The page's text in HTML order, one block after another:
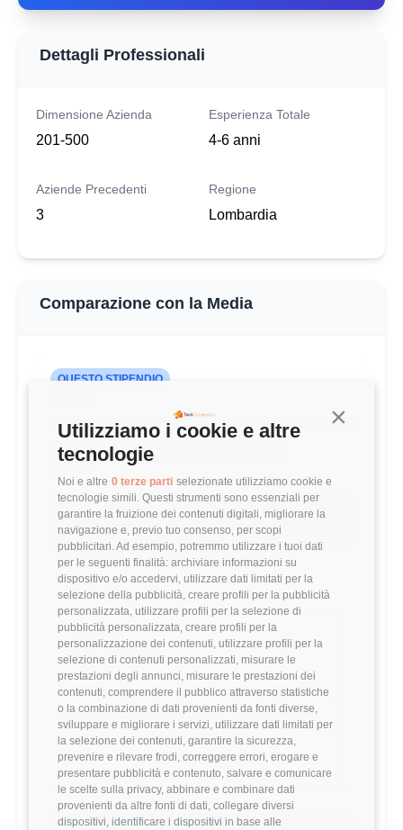
Continua
Utilizziamo i cookie e altre
tecnologie
Noi e altre 0 terze parti selezionate utilizziamo cookie e
tecnologie simili. Questi strumenti sono essenziali per
garantire la fruizione dei contenuti digitali, migliorare la
navigazione e, previo tuo consenso, per scopi
pubblicitari. Ad esempio, potremmo utilizzare i tuoi dati
per le seguenti finalità: archiviare informazioni su
dispositivo e/o accedervi, utilizzare dati limitati per la
selezione della pubblicità, creare profili per la pubblicità
personalizzata, utilizzare profili per la selezione di
pubblicità personalizzata, creare profili per la
personalizzazione dei contenuti, utilizzare profili per la
selezione di contenuti personalizzati, misurare le
prestazioni degli annunci, misurare le prestazioni dei
contenuti, comprendere il pubblico attraverso statistiche
o la combinazione di dati provenienti da fonti diverse,
sviluppare e migliorare i servizi, utilizzare dati limitati per
la selezione dei contenuti, garantire la sicurezza,
prevenire e rilevare frodi, correggere errori, erogare e
presentare pubblicità e contenuto, salvare e comunicare
le scelte sulla privacy, abbinare e combinare dati
provenienti da altre fonti di dati, collegare diversi
dispositivi, identificare i dispositivi in base alle
Dettagli Professionali
Dimensione Azienda
201-500
Esperienza Totale
4-6 anni
Aziende Precedenti
3
Regione
Lombardia
Comparazione con la Media
QUESTO STIPENDIO
MEDIA HR BUSINESS PARTNER (1-3 ANNI)
Questo stipendio è al78° percentile
+16.11% rispetto alla media
Statistiche
Campione
221 stipendi
Esperienza
1-3 anni